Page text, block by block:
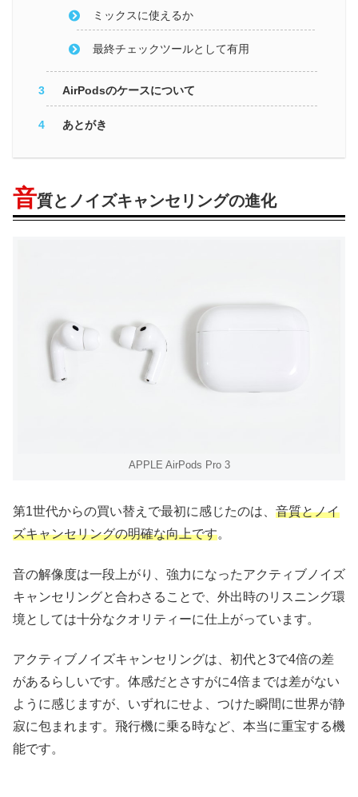
ミックスに使えるか
最終チェックツールとして有用
AirPodsのケースについて
あとがき
音質とノイズキャンセリングの進化
APPLE AirPods Pro 3
第1世代からの買い替えで最初に感じたのは、 音質とノイ
ズキャンセリングの明確な向上です。
音の解像度は一段上がり、強力になったアクティブノイズ
キャンセリングと合わさることで、外出時のリスニング環
境としては十分なクオリティーに仕上がっています。
アクティブノイズキャンセリングは、初代と3で4倍の差
があるらしいです。体感だとさすがに4倍までは差がない
ように感じますが、いずれにせよ、つけた瞬間に世界が静
寂に包まれます。飛行機に乗る時など、本当に重宝する機
能です。